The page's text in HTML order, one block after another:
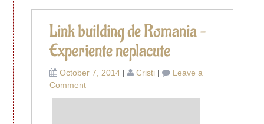
Link building de Romania –
Experiente neplacute
October 7, 2014 | Cristi |
Leave a
Commenton
Link